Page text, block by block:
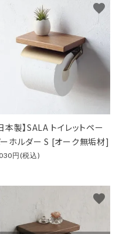
本製】SALA トイレットペー
ホルダー S [オーク無垢材]
円(税込)
favorite
favorite